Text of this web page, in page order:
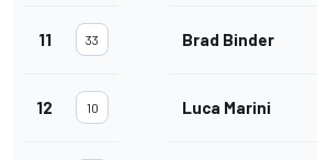
11 33 Brad Binder
12 10 Luca Marini